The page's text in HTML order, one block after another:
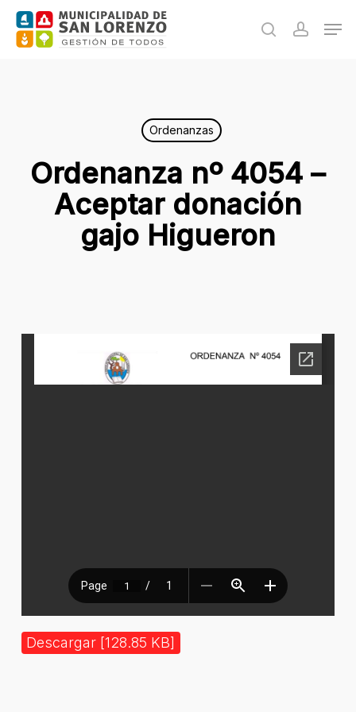
Skip
search
Ordenanzas
Ordenanza nº 4054 –
Aceptar donación
gajo Higueron
Descargar [128.85 KB]